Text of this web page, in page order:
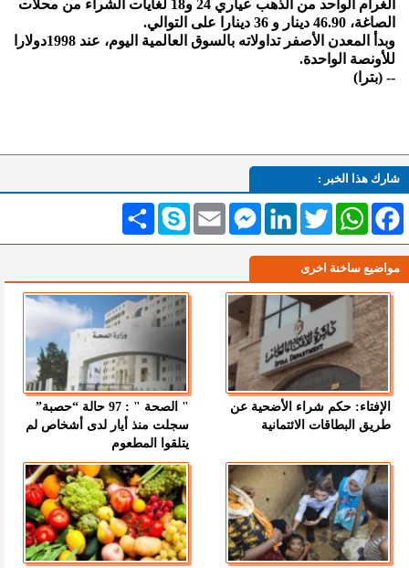
الغرام الواحد من الذهب عياري 24 و18 لغايات الشراء من محلات
الصاغة، 46.90 دينار و 36 دينارا على التوالي.
وبدأ المعدن الأصفر تداولاته بالسوق العالمية اليوم، عند 1998دولارا
للأونصة الواحدة.
-- (بترا)
شارك هذا الخبر :
انشر Skype Email
MessengerLinkedInTwitterWhatsAppFacebook
مواضيع ساخنة اخرى
الإفتاء: حكم شراء الأضحية عن
طريق البطاقات الائتمانية
" الصحة " : 97 حالة “حصبة”
سجلت منذ أيار لدى أشخاص لم
يتلقوا المطعوم